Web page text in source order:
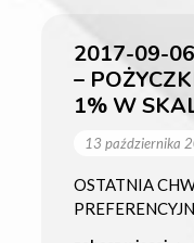
2017-09-
–
1% W
13 października
OSTATNIA